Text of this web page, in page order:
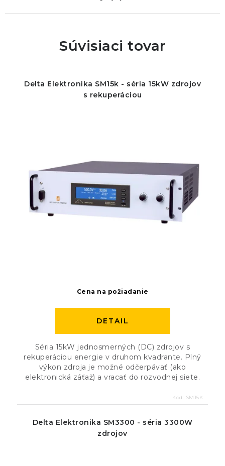
Súvisiaci tovar
Delta Elektronika SM15k - séria 15kW zdrojov
s rekuperáciou
Cena na požiadanie
DETAIL
Séria 15kW jednosmerných (DC) zdrojov s
rekuperáciou energie v druhom kvadrante. Plný
výkon zdroja je možné odčerpávať (ako
elektronická záťaž) a vracať do rozvodnej siete.
Kód: SM15K
Delta Elektronika SM3300 - séria 3300W
zdrojov